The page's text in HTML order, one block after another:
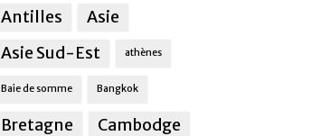
Antilles
Asie
Asie Sud-Est
athènes
Baie de somme Bangkok
Bretagne
Cambodge